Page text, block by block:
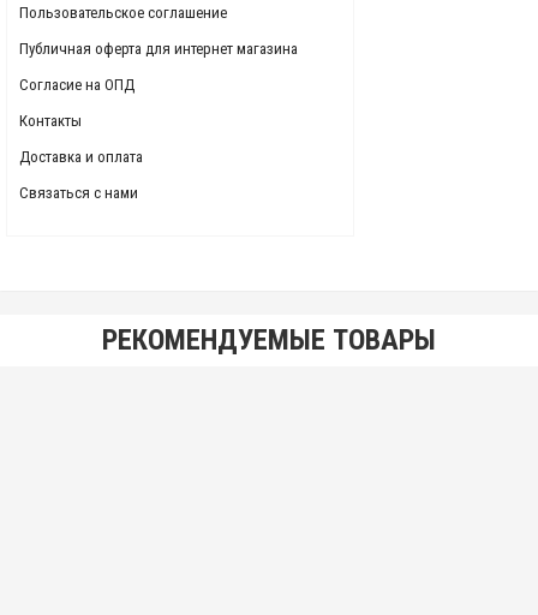
Пользовательское соглашение
Публичная оферта для интернет магазина
Согласие на ОПД
Контакты
Доставка и оплата
Связаться с нами
РЕКОМЕНДУЕМЫЕ ТОВАРЫ